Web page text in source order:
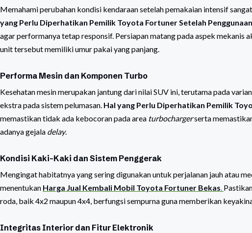
Memahami perubahan kondisi kendaraan setelah pemakaian intensif
yang Perlu Diperhatikan Pemilik Toyota Fortuner Setelah
agar performanya tetap responsif. Persiapan matang pada aspek mekanis
unit tersebut memiliki umur pakai yang panjang.
Performa Mesin dan Komponen Turbo
Kesehatan mesin merupakan jantung dari nilai SUV ini, terutama pada
ekstra pada sistem pelumasan. Hal yang Perlu Diperhatikan Pemilik
memastikan tidak ada kebocoran pada area turbochargerserta
adanya gejala delay.
Kondisi Kaki-Kaki dan Sistem Penggerak
Mengingat habitatnya yang sering digunakan untuk perjalanan jauh atau
menentukan Harga Jual Kembali Mobil Toyota Fortuner Bekas.
roda, baik 4x2 maupun 4x4, berfungsi sempurna guna memberikan
Integritas Interior dan Fitur Elektronik